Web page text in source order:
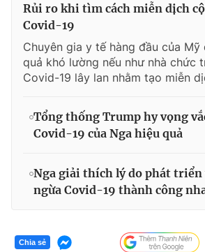
Rủi ro khi tìm cách miễn dịch
Covid-19
Chuyên gia y tế hàng đầu của Mỹ
quả khó lường nếu như nhà chức
Covid-19 lây lan nhằm tạo miễn
Tổng thống Trump hy vọng
Covid-19 của Nga hiệu quả
Nga giải thích lý do phát triển
ngừa Covid-19 thành công
Chia sẻ